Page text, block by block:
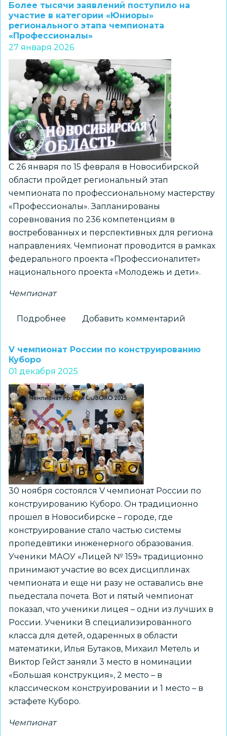
куба»
на
базе
№
17
вышла
в
финал
Всероссийского
чемпионата
FEvr/arT
Более тысячи заявлений поступило на
участие в категории «Юниоры»
регионального этапа чемпионата
«Профессионалы»
27 января 2026
С 26 января по 15 февраля в Новосибирской
области пройдет региональный этап
чемпионата по профессиональному мастерству
«Профессионалы». Запланированы
соревнования по 236 компетенциям в
востребованных и перспективных для региона
направлениях. Чемпионат проводится в рамках
федерального проекта «Профессионалитет»
национального проекта «Молодежь и дети».
Чемпионат
Подробнее
тысячи
поступило
на
участие
в
категории
«Юниоры»
регионального
этапа
чемпионата
«Профессионалы»
Добавить комментарий
V чемпионат России по конструированию
Куборо
01 декабря 2025
30 ноября состоялся V чемпионат России по
конструированию Куборо. Он традиционно
прошел в Новосибирске – городе, где
конструирование стало частью системы
пропедевтики инженерного образования.
Ученики МАОУ «Лицей № 159» традиционно
принимают участие во всех дисциплинах
чемпионата и еще ни разу не оставались вне
пьедестала почета. Вот и пятый чемпионат
показал, что ученики лицея – одни из лучших в
России. Ученики 8 специализированного
класса для детей, одаренных в области
математики, Илья Бутаков, Михаил Метель и
Виктор Гейст заняли 3 место в номинации
«Большая конструкция», 2 место – в
классическом конструировании и 1 место – в
эстафете Куборо.
Чемпионат